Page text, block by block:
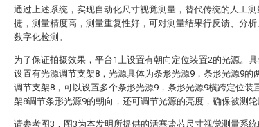
通过上述系统，实现自动化尺寸视觉测量，替代传统的人工
捷，测量精度高，测量重复性好，可对测量结果行反馈、分
数字化检测。
为了保证拍摄效果，平台1上设置有朝向定位装置2的光源。
设置有光源调节支架8，光源具体为条形光源9，条形光源9的
调节支架8，可以设置多个条形光源9，条形光源9横跨定位装
架8调节条形光源9的朝向，还可调节光源的亮度，确保被测轮
请参考图3，图3为本发明所提供的活塞盐芯尺寸视觉测量系